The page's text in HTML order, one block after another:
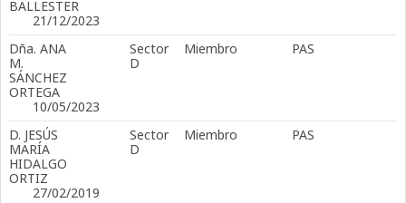
BALLESTER
21/12/2023
Dña. ANA
M.
SÁNCHEZ
ORTEGA
Sector
D
Miembro PAS
10/05/2023
D. JESÚS
MARÍA
HIDALGO
ORTIZ
Sector
D
Miembro PAS
27/02/2019